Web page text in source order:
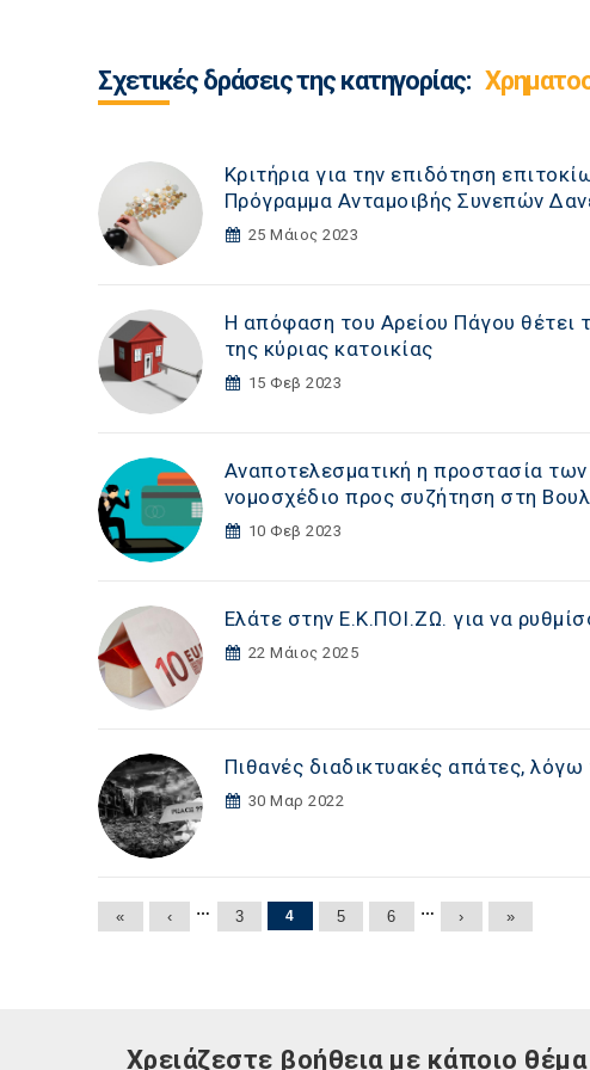
Σχετικές δράσεις της κατηγορίας:
Κριτήρια για την επιδότηση
Πρόγραμμα Ανταμοιβής Συνεπών
25 Μάιος 2023
Η απόφαση του Αρείου Πάγου θέτει
της κύριας κατοικίας
15 Φεβ 2023
Αναποτελεσματική η προστασία
νομοσχέδιο προς συζήτηση στη
10 Φεβ 2023
Ελάτε στην Ε.Κ.ΠΟΙ.ΖΩ. για να
22 Μάιος 2025
Πιθανές διαδικτυακές απάτες,
30 Μαρ 2022
Σελίδες
« ‹ … 3 4 5 6 … › »
Χρειάζεστε βοήθεια με κάποιο